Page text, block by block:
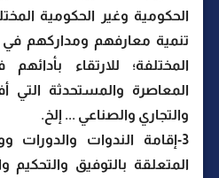
الحكومية وغير الحكومية
تنمية معارفهم ومداركهم في
المختلفة؛ للارتقاء
المعاصرة والمستحدثة التي
والتجاري والصناعي ... إلخ.
3-إقامة الندوات
المتعلقة بالتوفيق